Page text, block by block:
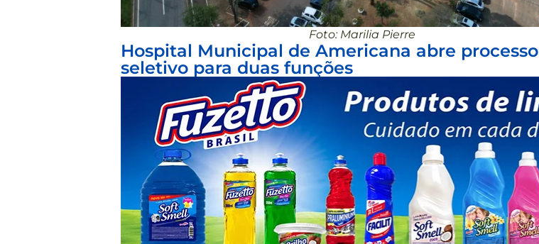
Foto: Marilia Pierre
Hospital Municipal de Americana abre processo
seletivo para duas funções